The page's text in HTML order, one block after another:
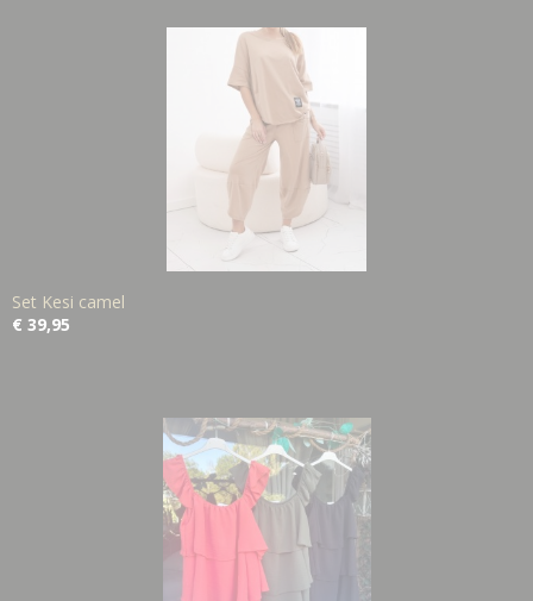
Set Kesi camel
€ 39,95